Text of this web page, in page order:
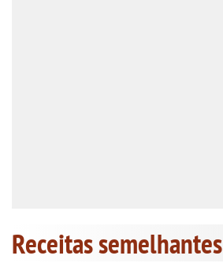
Receitas semelhantes